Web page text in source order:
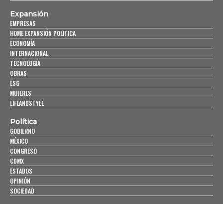
Expansión
EMPRESAS
HOME EXPANSIÓN POLITICA
ECONOMÍA
INTERNACIONAL
TECNOLOGÍA
OBRAS
ESG
MUJERES
LIFEANDSTYLE
Política
GOBIERNO
MÉXICO
CONGRESO
CDMX
ESTADOS
OPINIÓN
SOCIEDAD